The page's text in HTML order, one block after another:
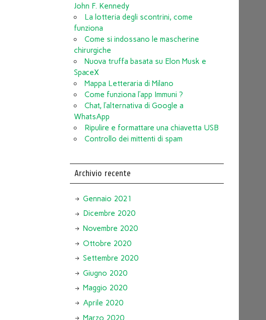
John F. Kennedy
La lotteria degli scontrini, come
funziona
Come si indossano le mascherine
chirurgiche
Nuova truffa basata su Elon Musk e
SpaceX
Mappa Letteraria di Milano
Come funziona l’app Immuni ?
Chat, l’alternativa di Google a
WhatsApp
Ripulire e formattare una chiavetta USB
Controllo dei mittenti di spam
Archivio recente
Gennaio 2021
Dicembre 2020
Novembre 2020
Ottobre 2020
Settembre 2020
Giugno 2020
Maggio 2020
Aprile 2020
Marzo 2020